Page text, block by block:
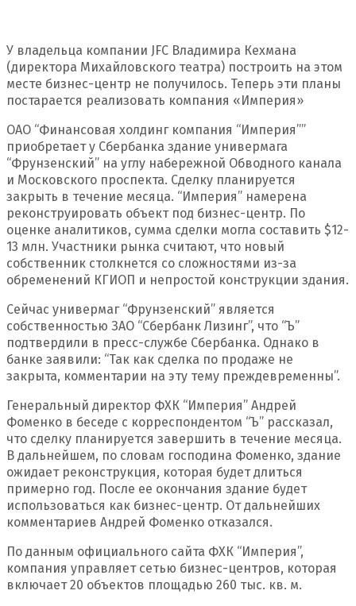
У владельца компании JFC Владимира Кехмана
(директора Михайловского театра) построить на этом
месте бизнес-центр не получилось. Теперь эти планы
постарается реализовать компания «Империя»
ОАО “Финансовая холдинг компания “Империя””
приобретает у Сбербанка здание универмага
“Фрунзенский” на углу набережной Обводного канала
и Московского проспекта. Сделку планируется
закрыть в течение месяца. “Империя” намерена
реконструировать объект под бизнес-центр. По
оценке аналитиков, сумма сделки могла составить $12-
13 млн. Участники рынка считают, что новый
собственник столкнется со сложностями из-за
обременений КГИОП и непростой конструкции здания.
Сейчас универмаг “Фрунзенский” является
собственностью ЗАО “Сбербанк Лизинг”, что “Ъ”
подтвердили в пресс-службе Сбербанка. Однако в
банке заявили: “Так как сделка по продаже не
закрыта, комментарии на эту тему преждевременны”.
Генеральный директор ФХК “Империя” Андрей
Фоменко в беседе с корреспондентом “Ъ” рассказал,
что сделку планируется завершить в течение месяца.
В дальнейшем, по словам господина Фоменко, здание
ожидает реконструкция, которая будет длиться
примерно год. После ее окончания здание будет
использоваться как бизнес-центр. От дальнейших
комментариев Андрей Фоменко отказался.
По данным официального сайта ФХК “Империя”,
компания управляет сетью бизнес-центров, которая
включает 20 объектов площадью 260 тыс. кв. м.